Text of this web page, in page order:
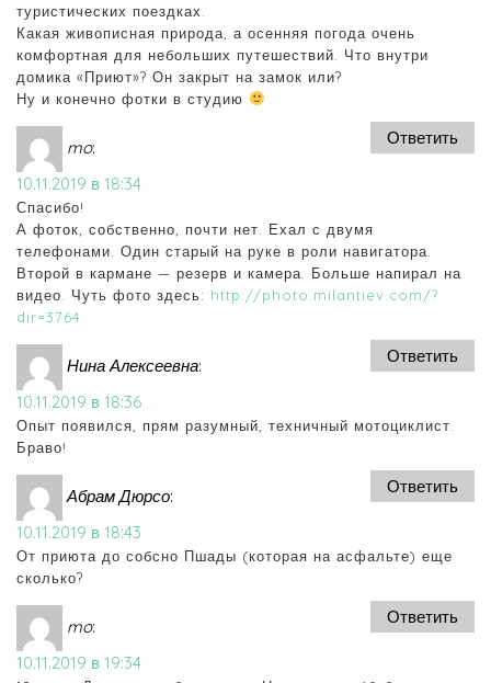
туристических поездках.
Какая живописная природа, а осенняя погода очень
комфортная для небольших путешествий. Что внутри
домика «Приют»? Он закрыт на замок или?
Ну и конечно фотки в студию
Ответить
mo:
10.11.2019 в 18:34
Спасибо!
А фоток, собственно, почти нет. Ехал с двумя
телефонами. Один старый на руке в роли навигатора.
Второй в кармане — резерв и камера. Больше напирал на
видео. Чуть фото здесь: http://photo.milantiev.com/?
dir=3764
Ответить
Нина Алексеевна:
10.11.2019 в 18:36
Опыт появился, прям разумный, техничный мотоциклист.
Браво!
Ответить
Абрам Дюрсо:
10.11.2019 в 18:43
От приюта до собсно Пшады (которая на асфальте) еще
сколько?
Ответить
mo:
10.11.2019 в 19:34